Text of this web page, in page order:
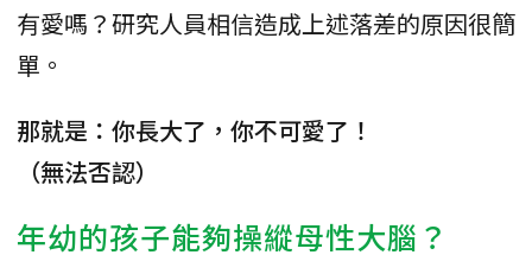
有愛嗎？研究人員相信造成上述落差的原因很簡
單。
那就是：你長大了，你不可愛了！
（無法否認）
年幼的孩子能夠操縱母性大腦？